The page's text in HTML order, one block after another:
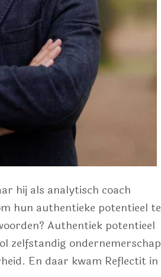
hij als analytisch coach
hun authentieke potentieel te
Authentiek potentieel
zelfstandig ondernemerschap
En daar kwam Reflectit in